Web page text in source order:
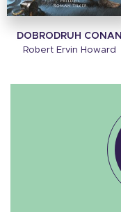
DOBRODRUH CONAN
Robert Ervin Howard